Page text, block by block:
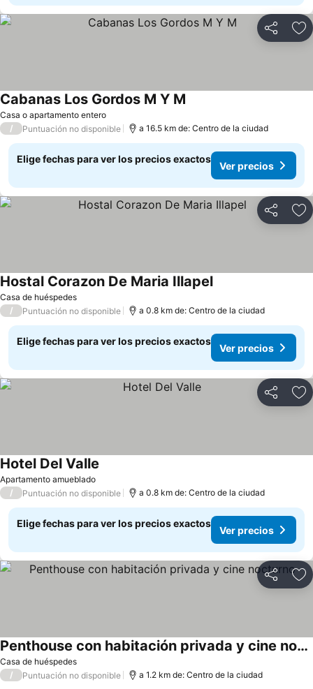
Compartir
Casa o apartamento entero
Cabanas Los Gordos M Y M
/ Puntuación no disponible a 16.5 km de: Centro de la ciudad
Elige fechas para ver los precios exactos
Ver precios
Compartir
Casa de huéspedes
Hostal Corazon De Maria Illapel
/ Puntuación no disponible a 0.8 km de: Centro de la ciudad
Elige fechas para ver los precios exactos
Ver precios
Compartir
Apartamento amueblado
Hotel Del Valle
/ Puntuación no disponible a 0.8 km de: Centro de la ciudad
Elige fechas para ver los precios exactos
Ver precios
Compartir
Casa de huéspedes
Penthouse con habitación privada y cine nocturno
/ Puntuación no disponible a 1.2 km de: Centro de la ciudad